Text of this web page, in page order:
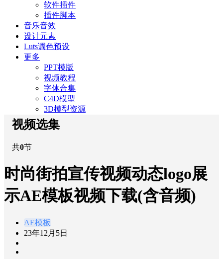
软件插件
插件脚本
音乐音效
设计元素
Luts调色预设
更多
PPT模版
视频教程
字体合集
C4D模型
3D模型资源
视频选集
共0节
时尚街拍宣传视频动态logo展
示AE模板视频下载(含音频)
AE模板
23年12月5日